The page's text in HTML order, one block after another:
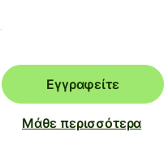
Εγγραφείτε
Μάθε περισσότερα